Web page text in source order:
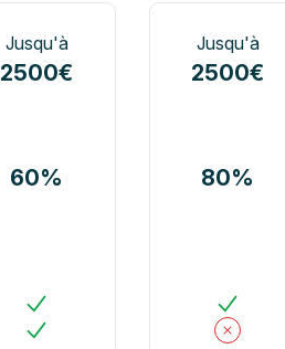
Jusqu'à
2500€
Jusqu'à
2500€
60% 80%
Oui
Oui